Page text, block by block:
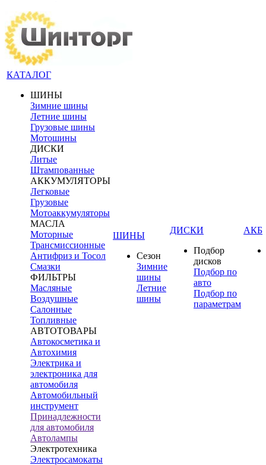
КАТАЛОГ
ШИНЫ
Зимние шины
Летние шины
Грузовые шины
Мотошины
ДИСКИ
Литые
Штампованные
АККУМУЛЯТОРЫ
Легковые
Грузовые
Мотоаккумуляторы
МАСЛА
Моторные
Трансмиссионные
Антифриз и Тосол
Смазки
ФИЛЬТРЫ
Масляные
Воздушные
Салонные
Топливные
АВТОТОВАРЫ
Автокосметика и
Автохимия
Электрика и
электроника для
автомобиля
Автомобильный
инструмент
Принадлежности
для автомобиля
Автолампы
Электротехника
Электросамокаты
ШИНЫ
Сезон
Зимние
шины
Летние
шины
ДИСКИ
Подбор
дисков
Подбор по
авто
Подбор по
параметрам
АКБ